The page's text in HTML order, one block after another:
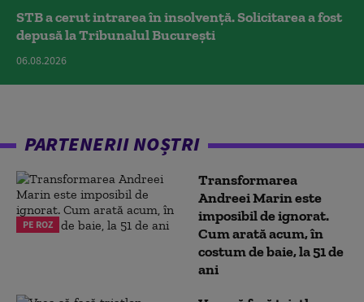
STB a cerut intrarea în insolvență. Solicitarea a fost
depusă la Tribunalul București
06.08.2026
PARTENERII NOȘTRI
PE ROZ
Transformarea
Andreei Marin este
imposibil de ignorat.
Cum arată acum, în
costum de baie, la 51 de
ani